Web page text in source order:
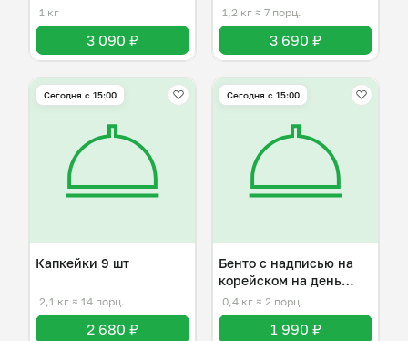
1 кг
3 090 ₽
на 6-7 человек
1,2 кг ≈ 7 порц.
3 690 ₽
Сегодня с 15:00
Капкейки 9 шт
2,1 кг ≈ 14 порц.
2 680 ₽
Сегодня с 15:00
Бенто с надписью на
корейском на день
рождения
0,4 кг ≈ 2 порц.
1 990 ₽